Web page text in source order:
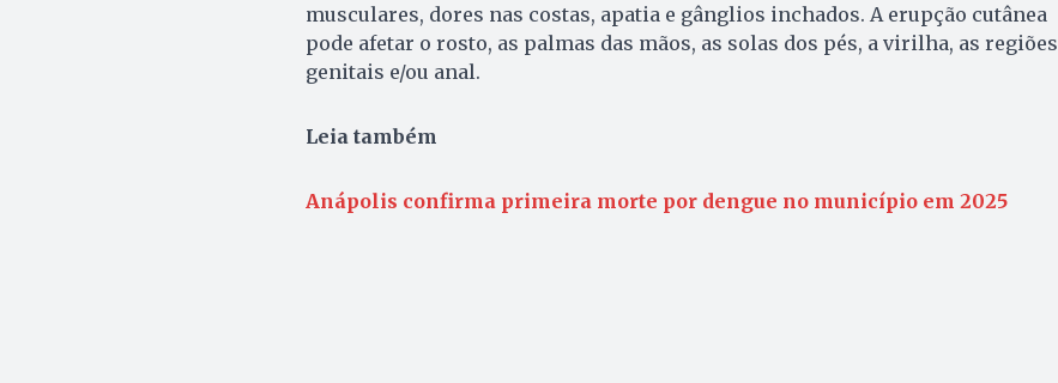
musculares, dores nas costas, apatia e gânglios inchados. A erupção cutânea
pode afetar o rosto, as palmas das mãos, as solas dos pés, a virilha, as regiões
genitais e/ou anal.
Leia também
Anápolis confirma primeira morte por dengue no município em 2025